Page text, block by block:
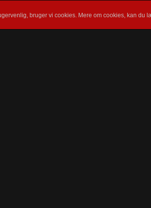
bruger vi cookies. Mere om cookies, kan du